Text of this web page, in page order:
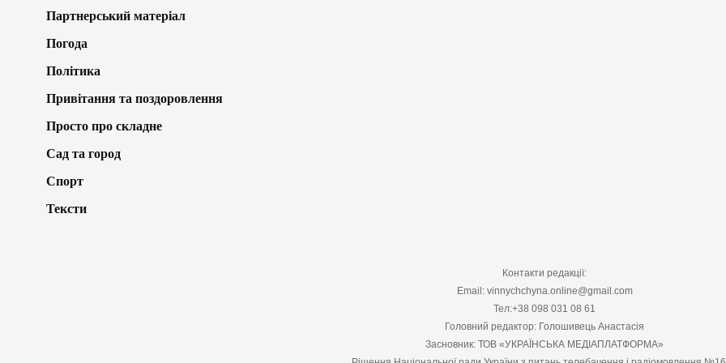
Партнерський матеріал
Погода
Політика
Привітання та поздоровлення
Просто про складне
Сад та город
Спорт
Тексти
Контакти редакції:
Email: vinnychchyna.online@gmail.com
Тел:+38 098 031 08 61
Головний редактор: Голошивець Анастасія
Засновник: ТОВ «УКРАЇНСЬКА МЕДІАПЛАТФОРМА»